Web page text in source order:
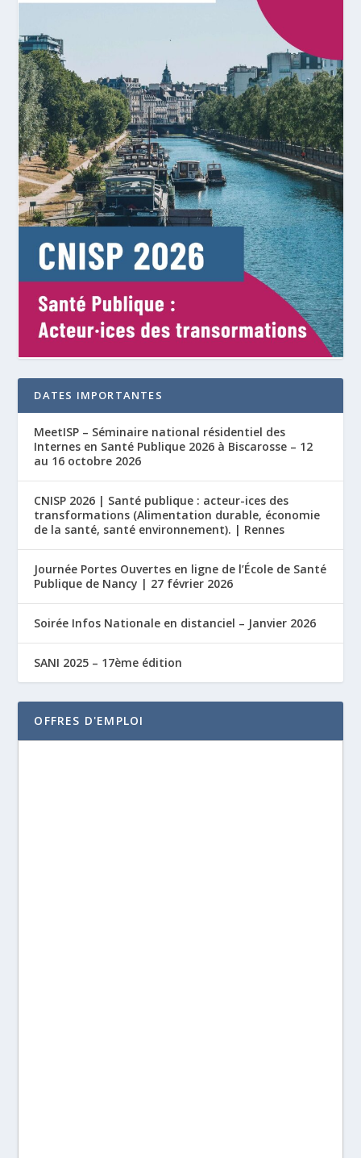
DATES IMPORTANTES
MeetISP – Séminaire national résidentiel des
Internes en Santé Publique 2026 à Biscarosse – 12
au 16 octobre 2026
CNISP 2026 | Santé publique : acteur-ices des
transformations (Alimentation durable, économie
de la santé, santé environnement). | Rennes
Journée Portes Ouvertes en ligne de l’École de Santé
Publique de Nancy | 27 février 2026
Soirée Infos Nationale en distanciel – Janvier 2026
SANI 2025 – 17ème édition
OFFRES D'EMPLOI